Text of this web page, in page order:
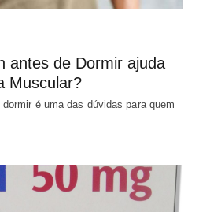
antes de Dormir ajuda
Muscular?
é uma das dúvidas para quem